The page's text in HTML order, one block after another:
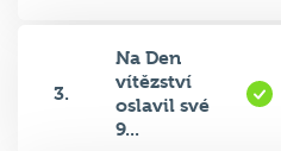
3.
Na Den
vítězství
oslavil své
9...